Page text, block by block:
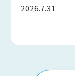
2026.7.31